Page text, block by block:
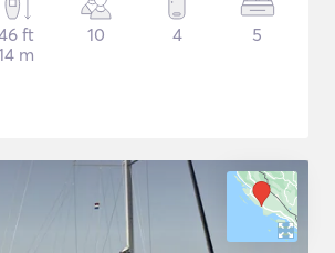
ft
m
10 4 5